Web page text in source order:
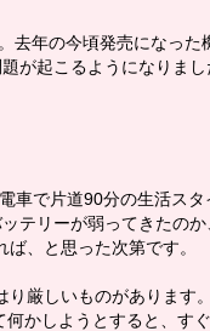
去年の今頃発売になった
が起こるようになりまし
車で片道90分の生活ス
テリーが弱ってきたの
、と思った次第です。
り厳しいものがあります
かしようとすると、す